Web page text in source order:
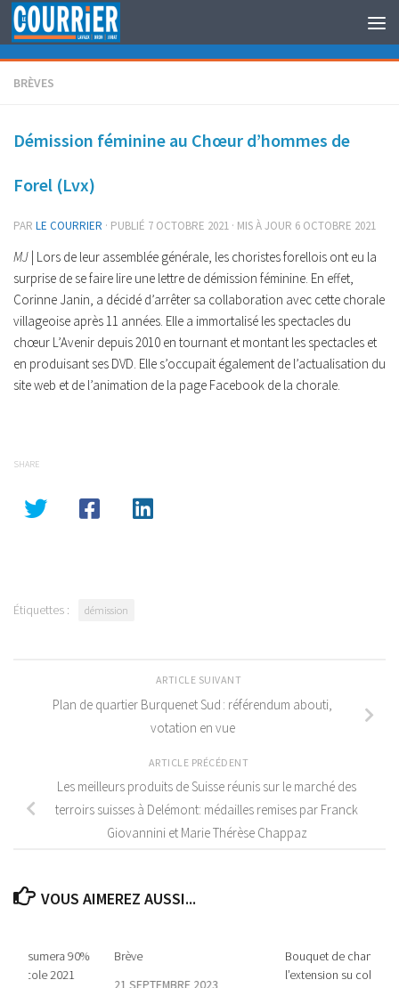
Au dessous du contenu
BRÈVES
Démission féminine au Chœur d’hommes de
Forel (Lvx)
PAR LE COURRIER · PUBLIÉ 7 OCTOBRE 2021 · MIS À JOUR 6 OCTOBRE 2021
MJ | Lors de leur assemblée générale, les choristes forellois ont eu la
surprise de se faire lire une lettre de démission féminine. En effet,
Corinne Janin, a décidé d’arrêter sa collaboration avec cette chorale
villageoise après 11 années. Elle a immortalisé les spectacles du
chœur L’Avenir depuis 2010 en tournant et montant les spectacles et
en produisant ses DVD. Elle s’occupait également de l’actualisation du
site web et de l’animation de la page Facebook de la chorale.
SHARE
Étiquettes : démission
ARTICLE SUIVANT
Plan de quartier Burquenet Sud : référendum abouti,
votation en vue
ARTICLE PRÉCÉDENT
Les meilleurs produits de Suisse réunis sur le marché des
terroirs suisses à Delémont: médailles remises par Franck
Giovannini et Marie Thérèse Chappaz
VOUS AIMEREZ AUSSI...
Brève
21 SEPTEMBRE 2023
Bouquet de chantier à
l’extension su collège
assumera 90%
2021